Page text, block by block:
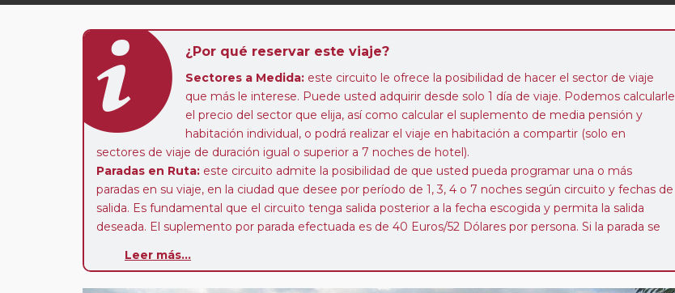
¿Por qué reservar este viaje?
Sectores a Medida: este circuito le ofrece la posibilidad de hacer el sector de viaje
que más le interese. Puede usted adquirir desde solo 1 día de viaje. Podemos calcularle
el precio del sector que elija, así como calcular el suplemento de media pensión y
habitación individual, o podrá realizar el viaje en habitación a compartir (solo en
sectores de viaje de duración igual o superior a 7 noches de hotel).
Paradas en Ruta: este circuito admite la posibilidad de que usted pueda programar una o más
paradas en su viaje, en la ciudad que desee por período de 1, 3, 4 o 7 noches según circuito y fechas de
salida. Es fundamental que el circuito tenga salida posterior a la fecha escogida y permita la salida
deseada. El suplemento por parada efectuada es de 40 Euros/52 Dólares por persona. Si la parada se
Pasajero Club:este circuito, en cualquier época del año, ofrece a los pasajeros que ya hayan viajado
Leer más...